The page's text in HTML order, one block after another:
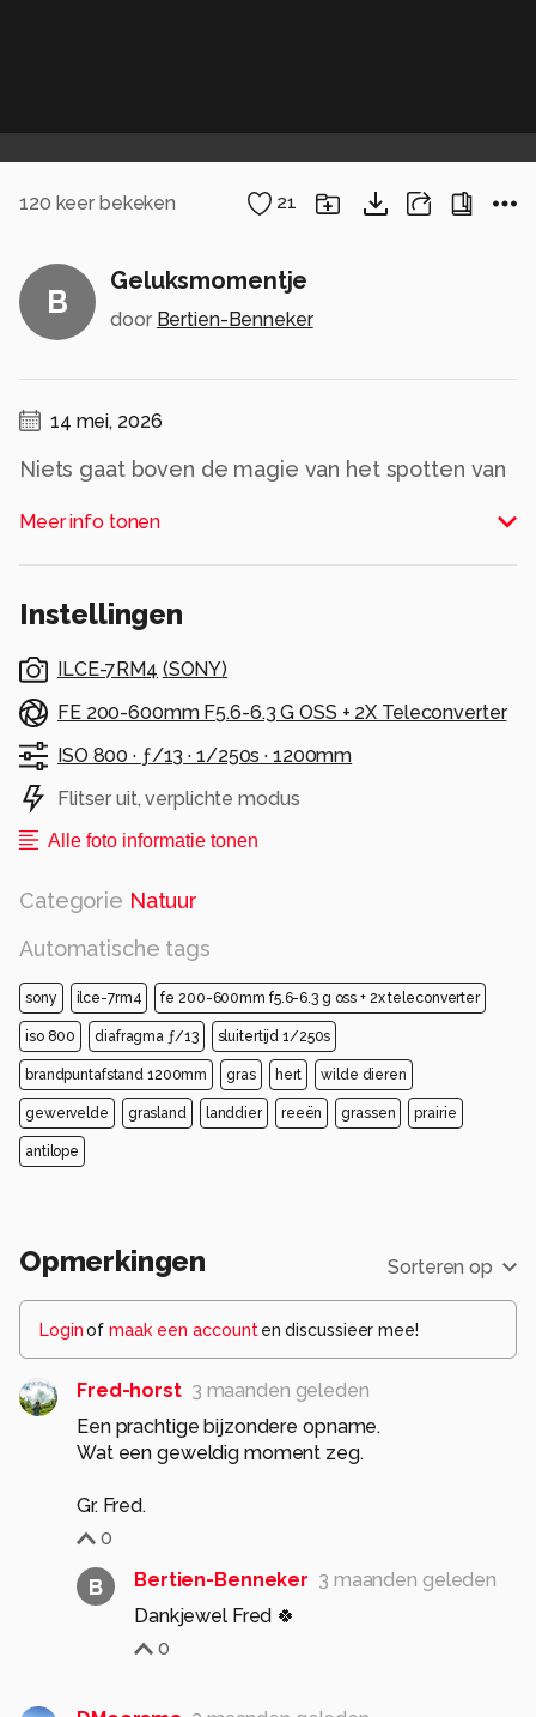
120 keer bekeken 21
B
Geluksmomentje
door Bertien-Benneker
14 mei, 2026
Niets gaat boven de magie van het spotten van
Pure rust,pure schoonheid, momenten zoals
deze herinneren je eraan hoe bijzonder de
Alle rechten voorbehouden
Meer info tonen
Instellingen
ILCE-7RM4 (SONY)
FE 200-600mm F5.6-6.3 G OSS + 2X Teleconverter
ISO 800 · ƒ/13 · 1/250s · 1200mm
Flitser uit, verplichte modus
Alle foto informatie tonen
Categorie Natuur
Automatische tags
sony ilce-7rm4 fe 200-600mm f5.6-6.3 g oss + 2x teleconverter
iso 800 diafragma ƒ/13 sluitertijd 1/250s
brandpuntafstand 1200mm gras hert wilde dieren
gewervelde grasland landdier reeën grassen prairie
antilope
Opmerkingen Sorteren op
Loginof maak een account en discussieer mee!
Fred-horst 3 maanden geleden
Een prachtige bijzondere opname.
Wat een geweldig moment zeg.
Gr. Fred.
0
B Bertien-Benneker 3 maanden geleden
Dankjewel Fred 🍀
0